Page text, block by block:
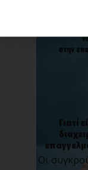
Γιατί
Οι